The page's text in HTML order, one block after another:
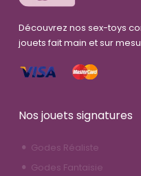
Découvrez nos sex-toys
jouets fait main et sur
Nos jouets signatures
Godes Réaliste
Godes Fantaisie